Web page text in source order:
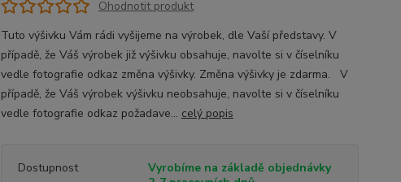
Ohodnotit produkt
Tuto výšivku Vám rádi vyšijeme na výrobek, dle Vaší představy. V
případě, že Váš výrobek již výšivku obsahuje, navolte si v číselníku
vedle fotografie odkaz změna výšivky. Změna výšivky je zdarma. V
případě, že Váš výrobek výšivku neobsahuje, navolte si v číselníku
vedle fotografie odkaz požadave... celý popis
Dostupnost
Vyrobíme na základě objednávky